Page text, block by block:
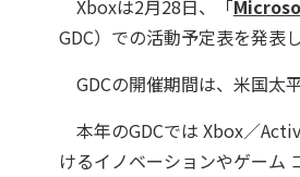
Xboxは2月28日、「
GDC）での活動予定表を発表
GDCの開催期間は、米国太
本年のGDCでは Xbox／
けるイノベーションやゲーム